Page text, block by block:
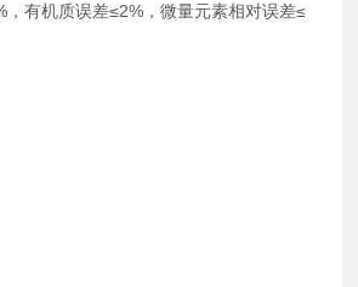
，有机质误差≤2%，微量元素相对误差≤